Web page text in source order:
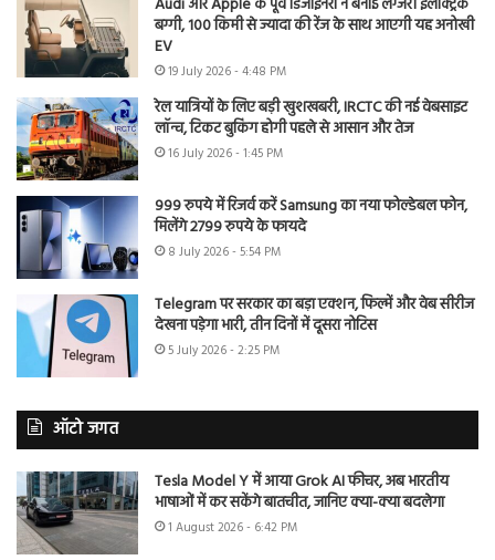
बग्गी, 100 किमी से ज्यादा की रेंज के साथ आएगी यह अनोखी
EV
19 July 2026 - 4:48 PM
रेल यात्रियों के लिए बड़ी खुशखबरी, IRCTC की नई वेबसाइट
लॉन्च, टिकट बुकिंग होगी पहले से आसान और तेज
16 July 2026 - 1:45 PM
999 रुपये में रिजर्व करें Samsung का नया फोल्डेबल फोन,
मिलेंगे 2799 रुपये के फायदे
8 July 2026 - 5:54 PM
Telegram पर सरकार का बड़ा एक्शन, फिल्में और वेब सीरीज
देखना पड़ेगा भारी, तीन दिनों में दूसरा नोटिस
5 July 2026 - 2:25 PM
ऑटो जगत
Tesla Model Y में आया Grok AI फीचर, अब भारतीय
भाषाओं में कर सकेंगे बातचीत, जानिए क्या-क्या बदलेगा
1 August 2026 - 6:42 PM